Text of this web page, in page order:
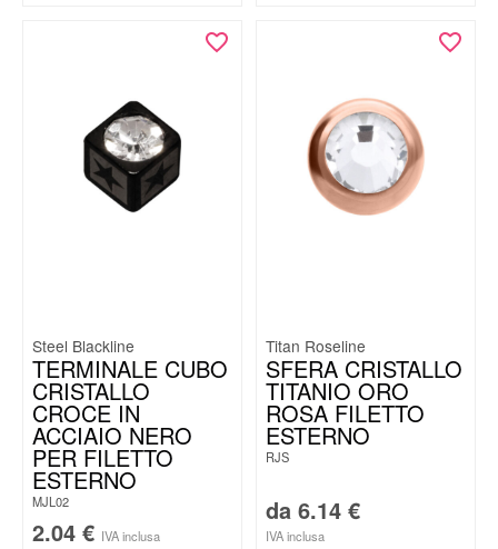
Steel Blackline
TERMINALE CUBO
CRISTALLO
CROCE IN
ACCIAIO NERO
PER FILETTO
ESTERNO
MJL02
2.04 € IVA inclusa
Titan Roseline
SFERA CRISTALLO
TITANIO ORO
ROSA FILETTO
ESTERNO
RJS
da 6.14 €
IVA inclusa